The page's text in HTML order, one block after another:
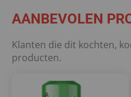
AANBEVOLEN
Klanten die dit kochten,
producten.